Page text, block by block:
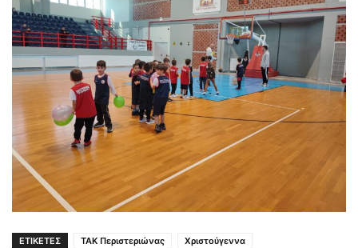
ΕΤΙΚΕΤΕΣ ΤΑΚ Περιστεριώνας Χριστούγεννα